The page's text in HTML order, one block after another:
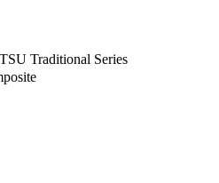
Traditional Series